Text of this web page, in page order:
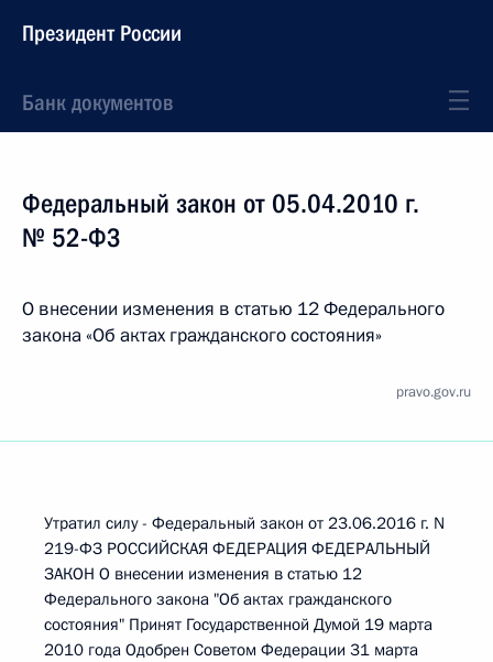
Президент России
Банк документов
Федеральный закон от 05.04.2010 г.
№ 52-ФЗ
О внесении изменения в статью 12 Федерального
закона «Об актах гражданского состояния»
pravo.gov.ru
Утратил силу - Федеральный закон от 23.06.2016 г. N
219-ФЗ РОССИЙСКАЯ ФЕДЕРАЦИЯ ФЕДЕРАЛЬНЫЙ
ЗАКОН О внесении изменения в статью 12
Федерального закона "Об актах гражданского
состояния" Принят Государственной Думой 19 марта
2010 года Одобрен Советом Федерации 31 марта